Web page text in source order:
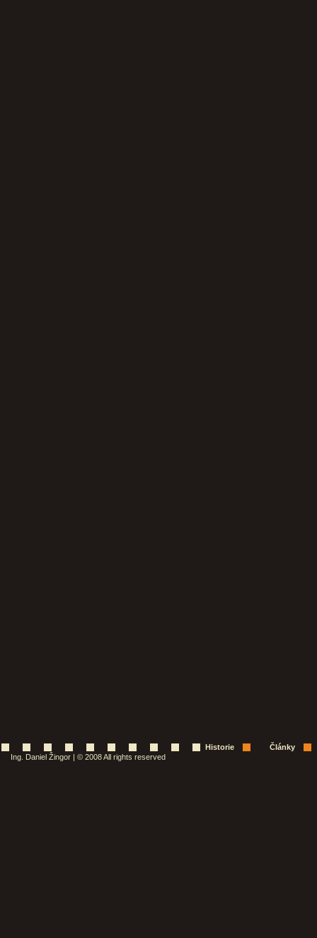
Historie
Články
Ing. Daniel Žingor | © 2008 All rights reserved